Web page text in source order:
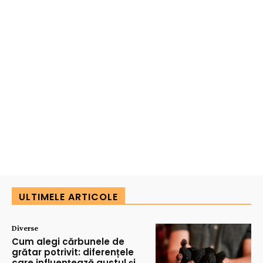
ULTIMELE ARTICOLE
Diverse
Cum alegi cărbunele de
grătar potrivit: diferențele